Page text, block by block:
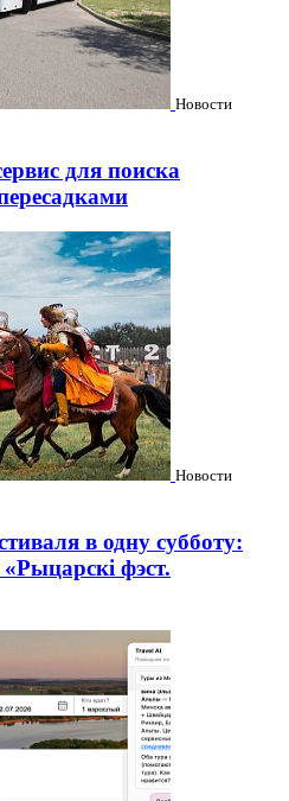
Новости
для поиска
Новости
в одну субботу:
фэст.